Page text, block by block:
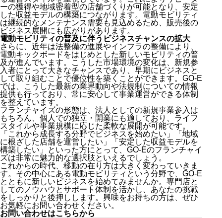
ーの獲得や地域密着型の店舗づくりが可能となり、安定
した収益モデルの構築につながります。電動モビリティ
は継続的なメンテナンス需要も見込めるため、販売後の
ビジネス展開にも広がりがあります。
電動モビリティの普及に伴うビジネスチャンスの拡大
さらに、近年は法整備の進展やインフラの整備により、
電動キックボードをはじめとした新しいモビリティの普
及が進んでいます。こうした市場環境の変化は、新規参
入者にとって大きなチャンスであり、早期にビジネスと
して取り組むことで優位性を築くことができます。GO-E
では、こうした最新の業界動向や法規制についての情報
提供も行っており、常に安心して事業運営ができる体制
を整えています。
フランチャイズの形態は、法人としての新規事業参入は
もちろん、個人での独立・開業にも適しており、ライフ
スタイルや事業規模に応じた柔軟な展開が可能です。
「これから成長する分野でビジネスを始めたい」「地域
に根ざした店舗を運営したい」「安定した収益モデルを
構築したい」といった方にとって、GO-Eのフランチャイ
ズは非常に魅力的な選択肢といえるでしょう。
これからの時代、移動の在り方は大きく変わっていきま
す。その中心にある電動モビリティという分野で、GO-E
とともに新しいビジネスを始めてみませんか。専門店と
してのノウハウとサポート体制を活かし、あなたの挑戦
をしっかりと後押しします。興味をお持ちの方は、ぜひ
お気軽にお問い合わせください。
お問い合わせはこちらから